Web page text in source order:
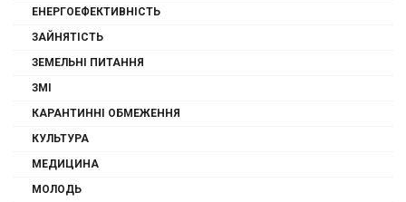
ЕНЕРГОЕФЕКТИВНІСТЬ
ЗАЙНЯТІСТЬ
ЗЕМЕЛЬНІ ПИТАННЯ
ЗМІ
КАРАНТИННІ ОБМЕЖЕННЯ
КУЛЬТУРА
МЕДИЦИНА
МОЛОДЬ